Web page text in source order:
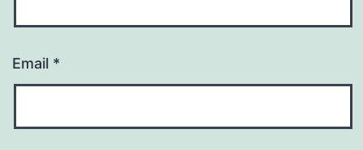
Email *